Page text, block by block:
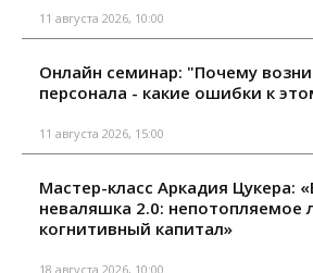
11 августа 2026, 10:00
Онлайн семинар: "Почему
персонала - какие ошибки к
11 августа 2026, 15:00
Мастер-класс Аркадия Цукера:
неваляшка 2.0: непотопляемое
когнитивный капитал»
18 августа 2026, 10:00